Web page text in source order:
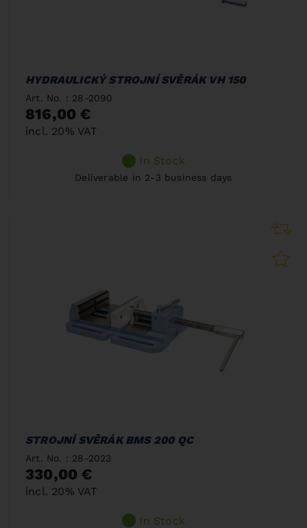
HYDRAULICKÝ STROJNÍ SVĚRÁK VH 150
Art. No. : 28-2090
816,00 €
incl. 20% VAT
In Stock
Deliverable in 2-3 business days
STROJNÍ SVĚRÁK BMS 200 QC
Art. No. : 28-2023
330,00 €
incl. 20% VAT
In Stock